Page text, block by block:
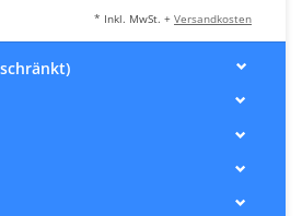
* Inkl. MwSt. + Versandkosten